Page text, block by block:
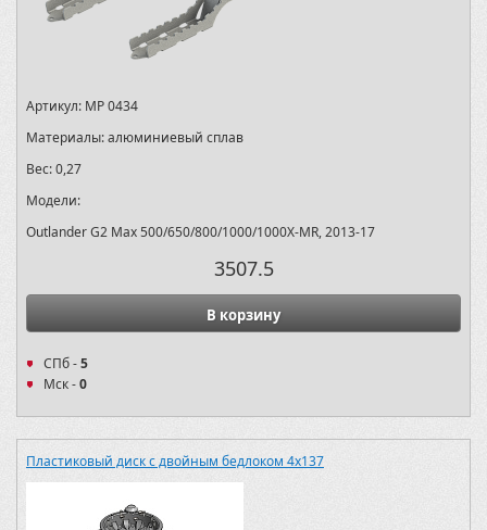
Артикул: MP 0434
Материалы:алюминиевый сплав
Вес:0,27
Модели:
Outlander G2 Max 500/650/800/1000/1000X-MR, 2013-17
3507.5
В корзину
СПб -5
Мск -0
Пластиковый диск с двойным бедлоком 4x137